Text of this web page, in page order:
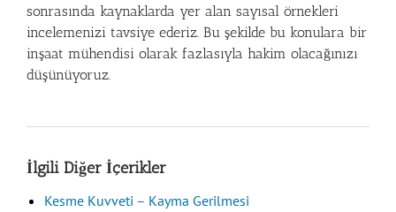
sonrasında kaynaklarda yer alan sayısal örnekleri
incelemenizi tavsiye ederiz. Bu şekilde bu konulara bir
inşaat mühendisi olarak fazlasıyla hakim olacağınızı
düşünüyoruz.
İlgili Diğer İçerikler
Kesme Kuvveti – Kayma Gerilmesi